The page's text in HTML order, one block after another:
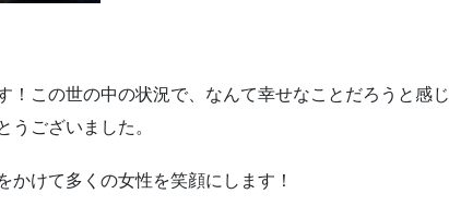
！この世の中の状況で、なんて幸せなことだろうと感じ
うございました。
かけて多くの女性を笑顔にします！